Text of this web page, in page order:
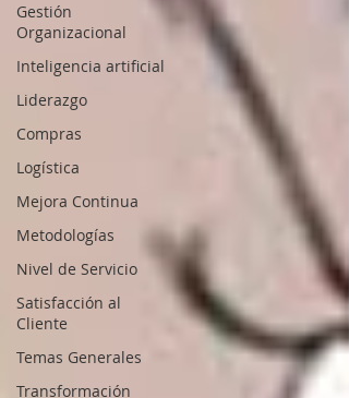
Gestión
Organizacional
Inteligencia artificial
Liderazgo
Compras
Logística
Mejora Continua
Metodologías
Nivel de Servicio
Satisfacción al
Cliente
Temas Generales
Transformación